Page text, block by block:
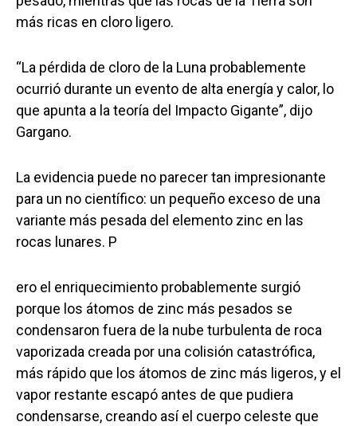
más ricas en cloro ligero.
“La pérdida de cloro de la Luna probablemente
ocurrió durante un evento de alta energía y calor, lo
que apunta a la teoría del Impacto Gigante”, dijo
Gargano.
La evidencia puede no parecer tan impresionante
para un no científico: un pequeño exceso de una
variante más pesada del elemento zinc en las
rocas lunares. P
ero el enriquecimiento probablemente surgió
porque los átomos de zinc más pesados se
condensaron fuera de la nube turbulenta de roca
vaporizada creada por una colisión catastrófica,
más rápido que los átomos de zinc más ligeros, y el
vapor restante escapó antes de que pudiera
condensarse, creando así el cuerpo celeste que